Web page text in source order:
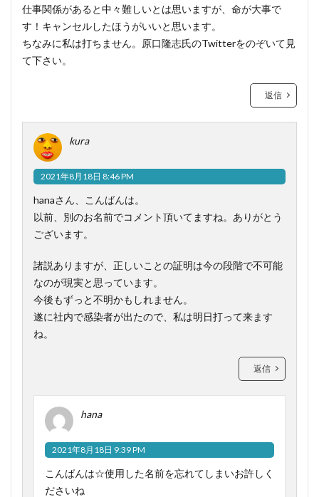
仕事関係があると中々難しいとは思いますが、命が大事で
す！キャンセルしたほうがいいと思います。
ちなみに私は打ちません。原口隆志氏のTwitterをのぞいて見
て下さい。
返信
kura
2021年8月18日 8:46 PM
hanaさん、こんばんは。
以前、別のお名前でコメント頂いてますね。ありがとう
ございます。
諸説ありますが、正しいことの証明は今の段階で不可能
なのが現実と思っています。
今後もずっと不明かもしれません。
遂に社内で感染者が出たので、私は明日打って来ます
ね。
返信
hana
2021年8月18日 9:39 PM
こんばんは☆使用した名前を忘れてしまいお許しく
ださいね